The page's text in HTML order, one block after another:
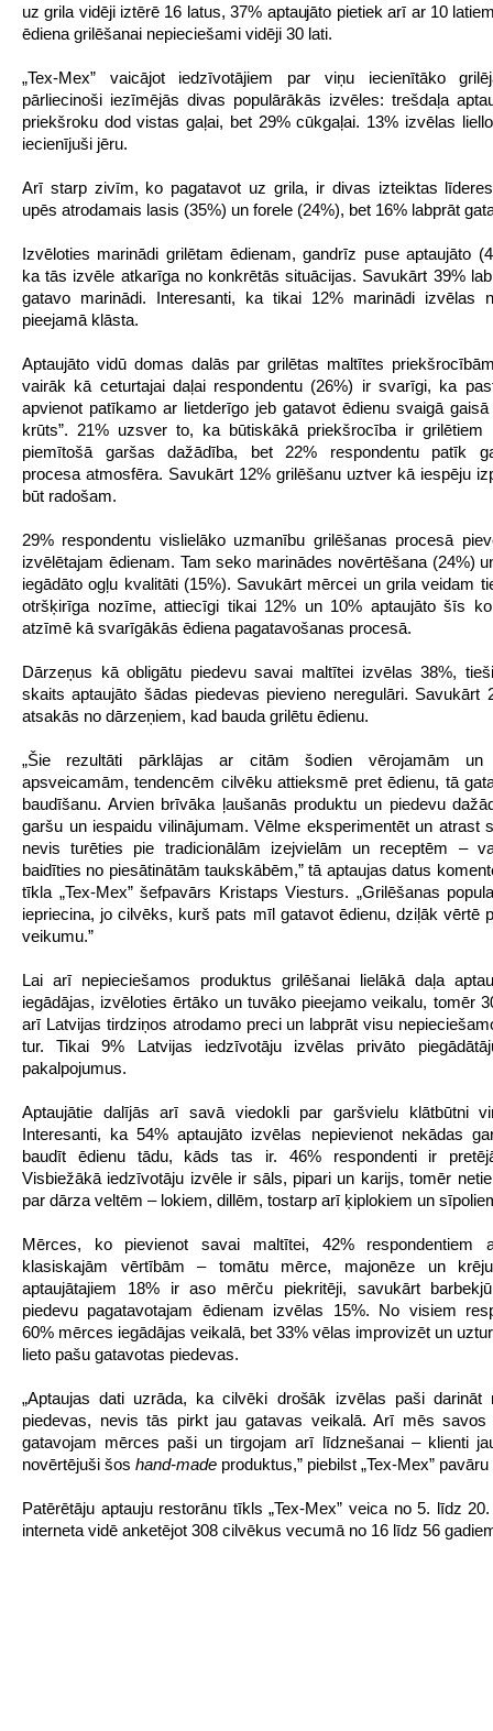
uz grila vidēji iztērē 16 latus, 37% aptaujāto pietiek arī ar 10
ēdiena grilēšanai nepieciešami vidēji 30 lati.
„Tex-Mex” vaicājot iedzīvotājiem par viņu iecienītāko
pārliecinoši iezīmējās divas populārākās izvēles: trešdaļa
priekšroku dod vistas gaļai, bet 29% cūkgaļai. 13% izvēlas
iecienījuši jēru.
Arī starp zivīm, ko pagatavot uz grila, ir divas izteiktas
upēs atrodamais lasis (35%) un forele (24%), bet 16% labprāt
Izvēloties marinādi grilētam ēdienam, gandrīz puse aptaujāto
ka tās izvēle atkarīga no konkrētās situācijas. Savukārt 39%
gatavo marinādi. Interesanti, ka tikai 12% marinādi izvēlas
pieejamā klāsta.
Aptaujāto vidū domas dalās par grilētas maltītes
vairāk kā ceturtajai daļai respondentu (26%) ir svarīgi, ka
apvienot patīkamo ar lietderīgo jeb gatavot ēdienu svaigā gaisā
krūts”. 21% uzsver to, ka būtiskākā priekšrocība ir grilētiem
piemītošā garšas dažādība, bet 22% respondentu patīk
procesa atmosfēra. Savukārt 12% grilēšanu uztver kā iespēju
būt radošam.
29% respondentu vislielāko uzmanību grilēšanas procesā
izvēlētajam ēdienam. Tam seko marinādes novērtēšana (24%)
iegādāto ogļu kvalitāti (15%). Savukārt mērcei un grila veidam
otršķirīga nozīme, attiecīgi tikai 12% un 10% aptaujāto šīs
atzīmē kā svarīgākās ēdiena pagatavošanas procesā.
Dārzeņus kā obligātu piedevu savai maltītei izvēlas 38%,
skaits aptaujāto šādas piedevas pievieno neregulāri. Savukārt
atsakās no dārzeņiem, kad bauda grilētu ēdienu.
„Šie rezultāti pārklājas ar citām šodien vērojamām un
apsveicamām, tendencēm cilvēku attieksmē pret ēdienu, tā
baudīšanu. Arvien brīvāka ļaušanās produktu un piedevu
garšu un iespaidu vilinājumam. Vēlme eksperimentēt un atrast
nevis turēties pie tradicionālām izejvielām un receptēm –
baidīties no piesātinātām taukskābēm,” tā aptaujas datus
tīkla „Tex-Mex” šefpavārs Kristaps Viesturs. „Grilēšanas
iepriecina, jo cilvēks, kurš pats mīl gatavot ēdienu, dziļāk vērtē
veikumu.”
Lai arī nepieciešamos produktus grilēšanai lielākā daļa
iegādājas, izvēloties ērtāko un tuvāko pieejamo veikalu, tomēr
arī Latvijas tirdziņos atrodamo preci un labprāt visu
tur. Tikai 9% Latvijas iedzīvotāju izvēlas privāto
pakalpojumus.
Aptaujātie dalījās arī savā viedokli par garšvielu klātbūtni
Interesanti, ka 54% aptaujāto izvēlas nepievienot nekādas
baudīt ēdienu tādu, kāds tas ir. 46% respondenti ir
Visbiežākā iedzīvotāju izvēle ir sāls, pipari un karijs, tomēr
par dārza veltēm – lokiem, dillēm, tostarp arī ķiplokiem un
Mērces, ko pievienot savai maltītei, 42% respondentiem
klasiskajām vērtībām – tomātu mērce, majonēze un
aptaujātajiem 18% ir aso mērču piekritēji, savukārt
piedevu pagatavotajam ēdienam izvēlas 15%. No visiem
60% mērces iegādājas veikalā, bet 33% vēlas improvizēt un
lieto pašu gatavotas piedevas.
„Aptaujas dati uzrāda, ka cilvēki drošāk izvēlas paši darināt
piedevas, nevis tās pirkt jau gatavas veikalā. Arī mēs savos
gatavojam mērces paši un tirgojam arī līdznešanai – klienti
novērtējuši šos hand-made produktus,” piebilst „Tex-Mex”
Patērētāju aptauju restorānu tīkls „Tex-Mex” veica no 5. līdz
interneta vidē anketējot 308 cilvēkus vecumā no 16 līdz 56